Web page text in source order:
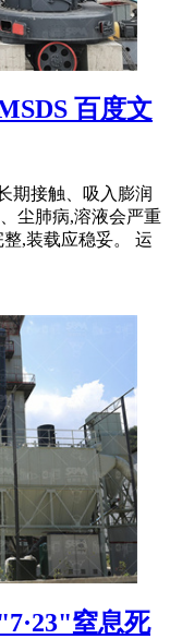
百度文
期接触、吸入膨润
尘肺病,溶液会严重
,装载应稳妥。 运
窒息死